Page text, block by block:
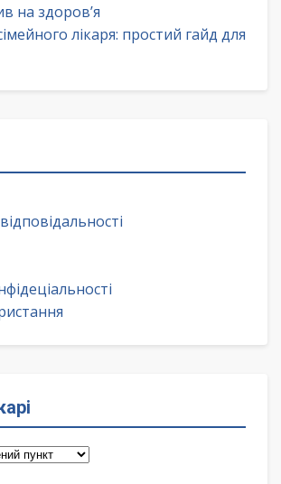
на здоров’я
лікаря: простий гайд для